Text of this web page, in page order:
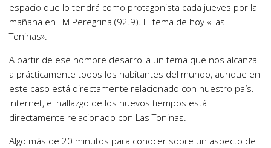
espacio que lo tendrá como protagonista cada jueves por la
mañana en FM Peregrina (92.9). El tema de hoy «Las
Toninas».
A partir de ese nombre desarrolla un tema que nos alcanza
a prácticamente todos los habitantes del mundo, aunque en
este caso está directamente relacionado con nuestro país.
Internet, el hallazgo de los nuevos tiempos está
directamente relacionado con Las Toninas.
Algo más de 20 minutos para conocer sobre un aspecto de